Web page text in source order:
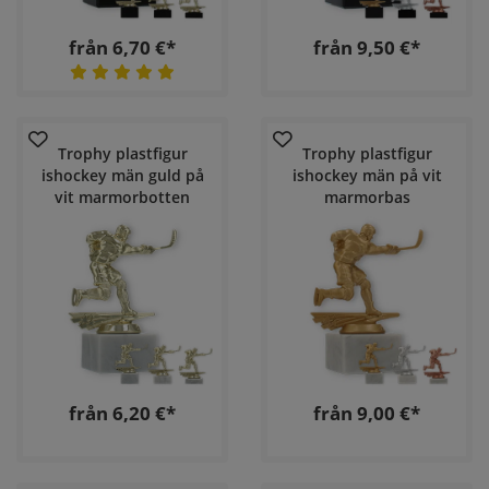
från 6,70 €* från 9,50 €*
Trophy plastfigur
ishockey män guld på
vit marmorbotten
från 6,20 €*
Trophy plastfigur
ishockey män på vit
marmorbas
från 9,00 €*